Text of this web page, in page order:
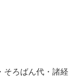
そろばん代・諸経